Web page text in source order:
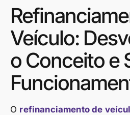
Veículo:
o Conceito e
O refinanciamento de